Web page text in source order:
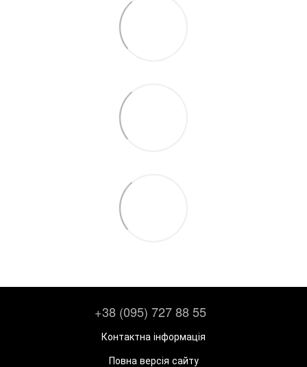
+38 (095) 727 88 55
Контактна інформація
Повна версія сайту